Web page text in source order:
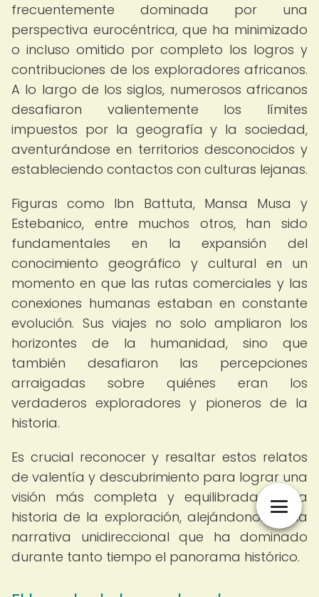
frecuentemente dominada por una
perspectiva eurocéntrica, que ha minimizado
o incluso omitido por completo los logros y
contribuciones de los exploradores africanos.
A lo largo de los siglos, numerosos africanos
desafiaron valientemente los límites
impuestos por la geografía y la sociedad,
aventurándose en territorios desconocidos y
estableciendo contactos con culturas lejanas.
Figuras como Ibn Battuta, Mansa Musa y
Estebanico, entre muchos otros, han sido
fundamentales en la expansión del
conocimiento geográfico y cultural en un
momento en que las rutas comerciales y las
conexiones humanas estaban en constante
evolución. Sus viajes no solo ampliaron los
horizontes de la humanidad, sino que
también desafiaron las percepciones
arraigadas sobre quiénes eran los
verdaderos exploradores y pioneros de la
historia.
Es crucial reconocer y resaltar estos relatos
de valentía y descubrimiento para lograr una
visión más completa y equilibrada de la
historia de la exploración, alejándonos de la
narrativa unidireccional que ha dominado
durante tanto tiempo el panorama histórico.